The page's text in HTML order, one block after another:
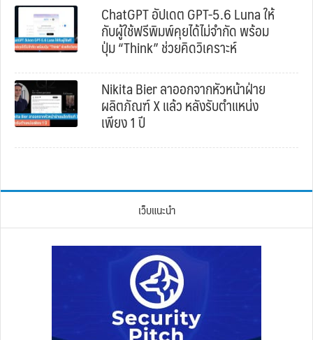
ChatGPT อัปเดต GPT-5.6 Luna ให้
กับผู้ใช้ฟรีพิมพ์คุยได้ไม่จำกัด พร้อม
ปุ่ม “Think” ช่วยคิดวิเคราะห์
Nikita Bier ลาออกจากหัวหน้าฝ่าย
ผลิตภัณฑ์ X แล้ว หลังรับตำแหน่ง
เพียง 1 ปี
เว็บแนะนำ